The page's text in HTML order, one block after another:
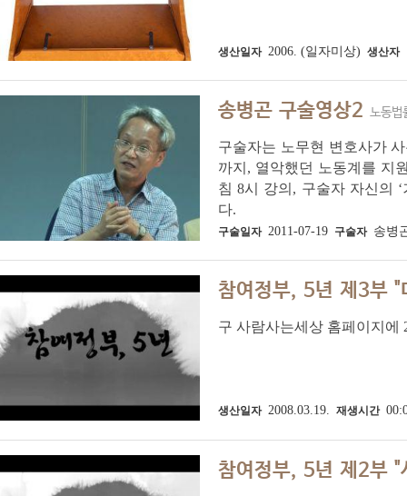
생산일자 2006. (일자미상) 생산자
송병곤 구술영상2 노동법
구술자는 노무현 변호사가
까지, 열악했던 노동계를 지
침 8시 강의, 구술자 자신의
다.
구술일자 2011-07-19 구술자 송병
참여정부, 5년 제3부 "
구 사람사는세상 홈페이지에
생산일자 2008.03.19. 재생시간
참여정부, 5년 제2부 "